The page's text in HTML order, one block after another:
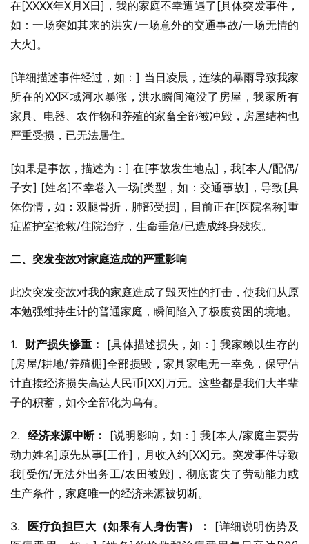
在[XXXX年X月X日]，我的家庭不幸遭遇了[具体突发事件，
如：一场突如其来的洪灾/一场意外的交通事故/一场无情的
大火]。
[详细描述事件经过，如：] 当日凌晨，连续的暴雨导致我家
所在的XX区域河水暴涨，洪水瞬间淹没了房屋，我家所有
家具、电器、农作物和养殖的家畜全部被冲毁，房屋结构也
严重受损，已无法居住。
[如果是事故，描述为：] 在[事故发生地点]，我[本人/配偶/
子女] [姓名]不幸卷入一场[类型，如：交通事故]，导致[具
体伤情，如：双腿骨折，肺部受损]，目前正在[医院名称]重
症监护室抢救/住院治疗，生命垂危/已造成终身残疾。
二、突发变故对家庭造成的严重影响
此次突发变故对我的家庭造成了毁灭性的打击，使我们从原
本勉强维持生计的普通家庭，瞬间陷入了极度贫困的境地。
1. 财产损失惨重：
[具体描述损失，如：] 我家赖以生存的
[房屋/耕地/养殖棚]全部损毁，家具家电无一幸免，保守估
计直接经济损失高达人民币[XX]万元。这些都是我们大半辈
子的积蓄，如今全部化为乌有。
2. 经济来源中断：
[说明影响，如：] 我[本人/家庭主要劳
动力姓名]原先从事[工作]，月收入约[XX]元。突发事件导致
我[受伤/无法外出务工/农田被毁]，彻底丧失了劳动能力或
生产条件，家庭唯一的经济来源被切断。
3. 医疗负担巨大（如果有人身伤害）：
[详细说明伤势及